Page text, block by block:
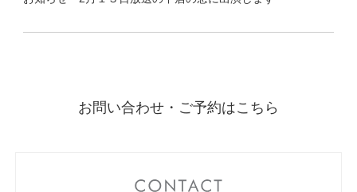
お問い合わせ・ご予約はこちら